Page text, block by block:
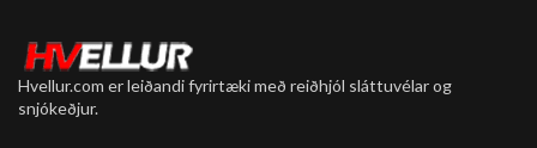
Hvellur.com er leiðandi fyrirtæki með reiðhjól sláttuvélar og
snjókeðjur.